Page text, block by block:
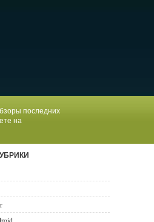
последних
на